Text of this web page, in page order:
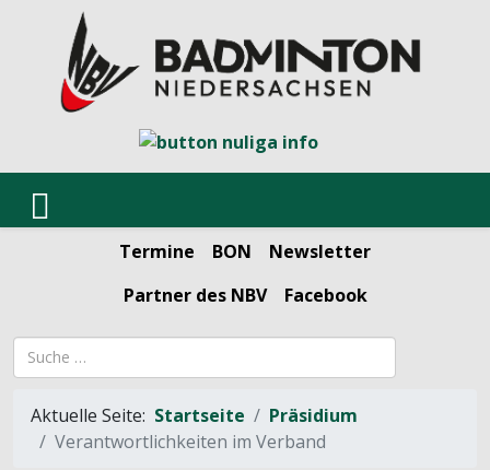
Termine BON
Newsletter
Partner des NBV
Facebook
Suchbegriff
Aktuelle Seite: Startseite
Präsidium
Verantwortlichkeiten im Verband